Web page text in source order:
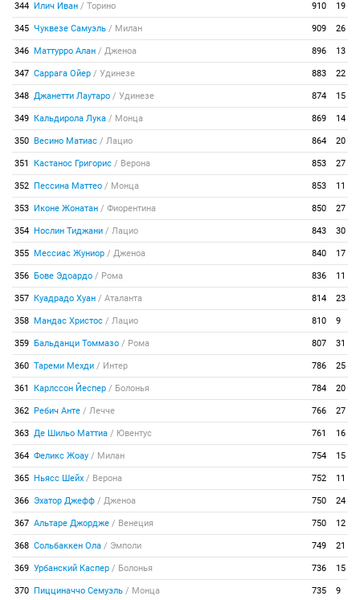
344 Илич Иван / Торино 910 19
345 Чуквезе Самуэль / Милан 909 26
346 Маттурро Алан / Дженоа 896 13
347 Саррага Ойер / Удинезе 883 22
348 Джанетти Лаутаро / Удинезе 874 15
349 Кальдирола Лука / Монца 869 14
350 Весино Матиас / Лацио 864 20
351 Кастанос Григорис / Верона 853 27
352 Пессина Маттео / Монца 853 11
353 Иконе Жонатан / Фиорентина 850 27
354 Нослин Тиджани / Лацио 843 30
355 Мессиас Жуниор / Дженоа 840 17
356 Бове Эдоардо / Рома 836 11
357 Куадрадо Хуан / Аталанта 814 23
358 Мандас Христос / Лацио 810 9
359 Бальданци Томмазо / Рома 807 31
360 Тареми Мехди / Интер 786 25
361 Карлссон Йеспер / Болонья 784 20
362 Ребич Анте / Лечче 766 27
363 Де Шильо Маттиа / Ювентус 761 16
364 Феликс Жоау / Милан 754 15
365 Ньясс Шейх / Верона 752 11
366 Эхатор Джефф / Дженоа 750 24
367 Альтаре Джордже / Венеция 750 12
368 Сольбаккен Ола / Эмполи 749 21
369 Урбанский Каспер / Болонья 736 15
370 Пицциначчо Семуэль / Монца 735 9